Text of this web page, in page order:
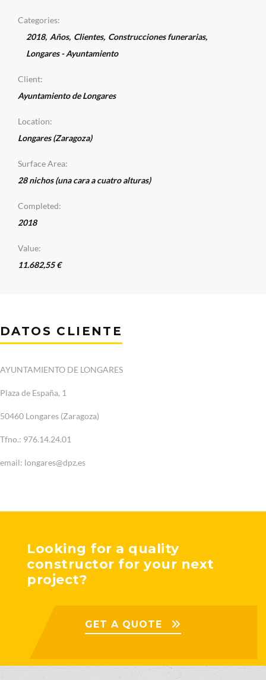
Categories:
2018, Años, Clientes, Construcciones funerarias,
Longares - Ayuntamiento
Client:
Ayuntamiento de Longares
Location:
Longares (Zaragoza)
Surface Area:
28 nichos (una cara a cuatro alturas)
Completed:
2018
Value:
11.682,55 €
DATOS CLIENTE
AYUNTAMIENTO DE LONGARES
Plaza de España, 1
50460 Longares (Zaragoza)
Tfno.: 976.14.24.01
email: longares@dpz.es
Looking for a quality
constructor for your next
project?
GET A QUOTE